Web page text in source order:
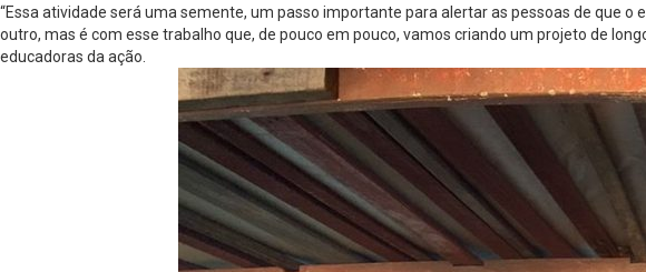
“Essa atividade será uma semente, um passo importante para alertar as pessoas de que
outro, mas é com esse trabalho que, de pouco em pouco, vamos criando um projeto de
educadoras da ação.